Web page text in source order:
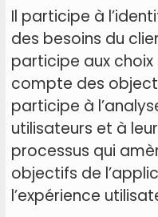
Il participe à
des besoins du
participe aux
compte des
participe à
utilisateurs et à
processus qui
objectifs de
l’expérience